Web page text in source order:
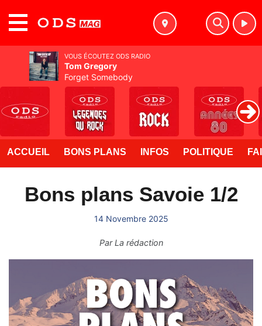
ACCUEIL BONS PLANS INFOS POLITIQUE
Bons plans Savoie 1/2
14 Novembre 2025
ParLa rédaction
VOUS ÉCOUTEZ ODS RADIO
Tom Gregory
Forget Somebody